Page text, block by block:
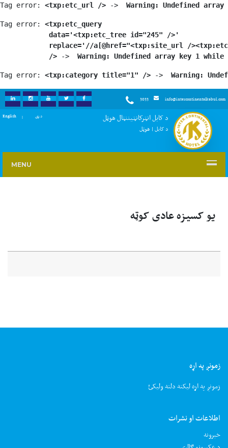
Tag error: <txp:etc_url /> -> Warning: Undefined
Tag error: <txp:etc_query
            data='<txp:etc_tree id="245" />'
replace='//a[@href="<txp:site_url /
            />
-> Warning: Undefined array key 1
Tag error: <txp:category title="1" /> -> Warning:
3033 info@intercontinentalkabul.com
FACEBOOK
TWITTER
YOUTUBE
INSTAGRAM
دری
English د کابل انټرکانټیننټال هوټل
د کابل | هوټل
MENU
یو کسیزه عادی کوټه
زمونږ په اړه
زمونږ په اړه لیکنه دلته ولیکئ
اطلاعات او نشرات
خبرونه